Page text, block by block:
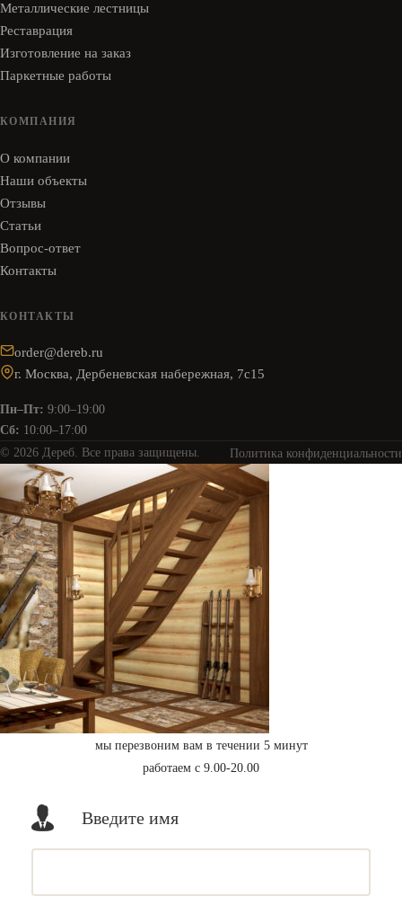
Металлические лестницы
Реставрация
Изготовление на заказ
Паркетные работы
КОМПАНИЯ
О компании
Наши объекты
Отзывы
Статьи
Вопрос-ответ
Контакты
КОНТАКТЫ
order@dereb.ru
г. Москва, Дербеневская набережная, 7с15
Пн–Пт: 9:00–19:00
Сб: 10:00–17:00
© 2026 Дереб. Все права защищены.
Политика конфиденциальности
мы перезвоним вам в течении 5 минут
работаем с 9.00-20.00
Введите имя